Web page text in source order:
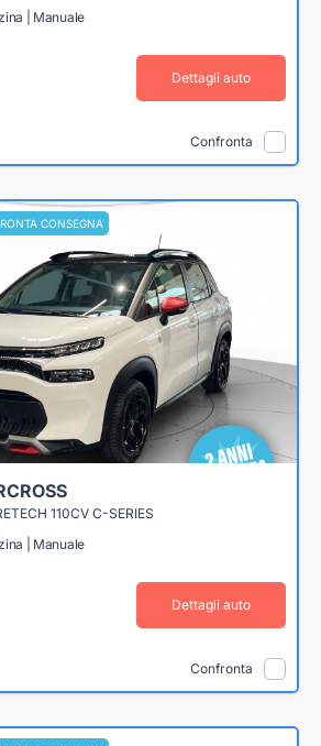
| Manuale
Dettagli auto
Confronta
CONSEGNA
110CV C-SERIES
| Manuale
Dettagli auto
Confronta